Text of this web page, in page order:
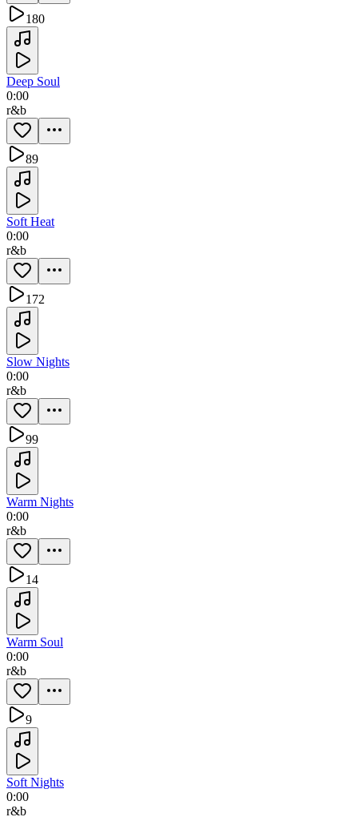
180
Deep Soul
0:00
r&b
89
Soft Heat
0:00
r&b
172
Slow Nights
0:00
r&b
99
Warm Nights
0:00
r&b
14
Warm Soul
0:00
r&b
9
Soft Nights
0:00
r&b